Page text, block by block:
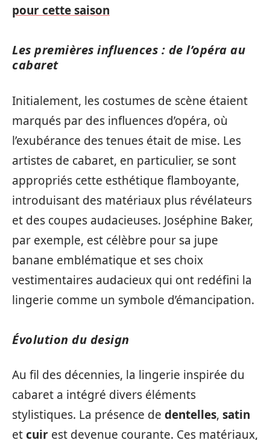
pour cette saison
Les premières influences : de l’opéra au
cabaret
Initialement, les costumes de scène étaient
marqués par des influences d’opéra, où
l’exubérance des tenues était de mise. Les
artistes de cabaret, en particulier, se sont
appropriés cette esthétique flamboyante,
introduisant des matériaux plus révélateurs
et des coupes audacieuses. Joséphine Baker,
par exemple, est célèbre pour sa jupe
banane emblématique et ses choix
vestimentaires audacieux qui ont redéfini la
lingerie comme un symbole d’émancipation.
Évolution du design
Au fil des décennies, la lingerie inspirée du
cabaret a intégré divers éléments
stylistiques. La présence de dentelles, satin
etcuir est devenue courante. Ces matériaux,